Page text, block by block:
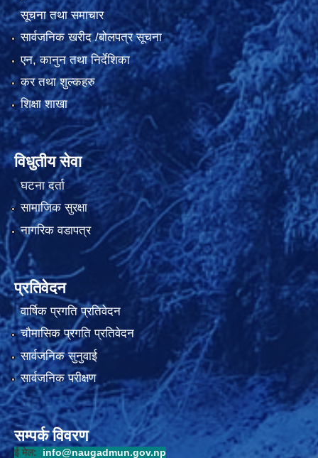
सूचना तथा समाचार
सार्वजनिक खरीद /बोलपत्र सूचना
एन, कानुन तथा निर्देशिका
कर तथा शुल्कहरु
शिक्षा शाखा
विधुतीय सेवा
घटना दर्ता
सामाजिक सुरक्षा
नागरिक वडापत्र
प्रतिवेदन
वार्षिक प्रगति प्रतिवेदन
चौमासिक प्रगति प्रतिवेदन
सार्वजनिक सुनुवाई
सार्वजनिक परीक्षण
सम्पर्क विवरण
ई मेल: info@naugadmun.gov.np